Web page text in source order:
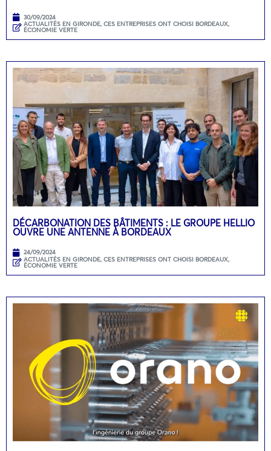
30/09/2024
ACTUALITÉS EN GIRONDE, CES ENTREPRISES ONT CHOISI BORDEAUX,
ÉCONOMIE VERTE
DÉCARBONATION DES BÂTIMENTS : LE GROUPE HELLIO
OUVRE UNE ANTENNE À BORDEAUX
24/09/2024
ACTUALITÉS EN GIRONDE, CES ENTREPRISES ONT CHOISI BORDEAUX,
ÉCONOMIE VERTE